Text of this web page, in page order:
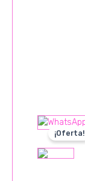
¡Oferta!